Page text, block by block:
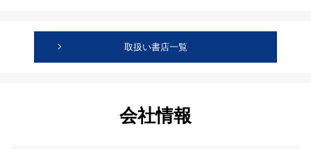
取扱い書店一覧
会社情報